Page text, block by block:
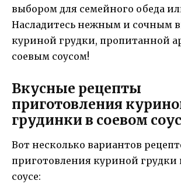
выбором для семейного обеда
Насладитесь нежным и сочным
куриной грудки, пропитанной
соевым соусом!
Вкусные рецепты
приготовления
грудинки в соевом
Вот несколько вариантов
приготовления куриной грудки
соусе: